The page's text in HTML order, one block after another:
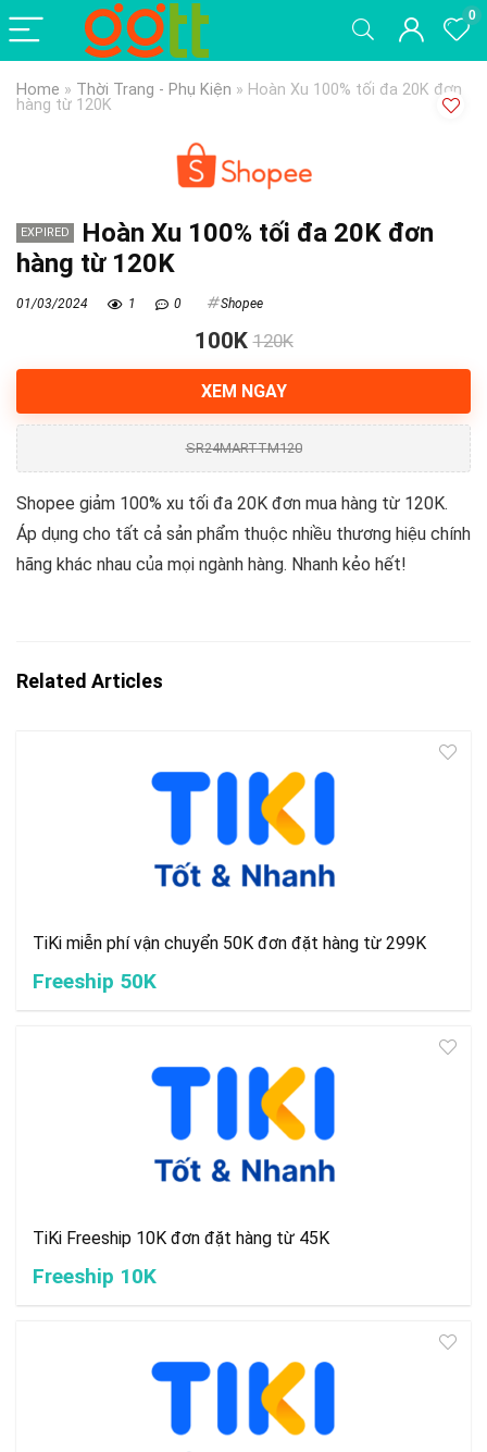
0
Home » Thời Trang - Phụ Kiện » Hoàn Xu 100% tối đa 20K đơn
hàng từ 120K
EXPIRED
Hoàn Xu 100% tối đa 20K đơn
hàng từ 120K
01/03/2024 1 0 Shopee
100K 120K
XEM NGAY
SR24MARTTM120
Shopee giảm 100% xu tối đa 20K đơn mua hàng từ 120K.
Áp dụng cho tất cả sản phẩm thuộc nhiều thương hiệu chính
hãng khác nhau của mọi ngành hàng. Nhanh kẻo hết!
Related Articles
TiKi miễn phí vận chuyển 50K đơn đặt hàng từ 299K
Freeship 50K
TiKi Freeship 10K đơn đặt hàng từ 45K
Freeship 10K